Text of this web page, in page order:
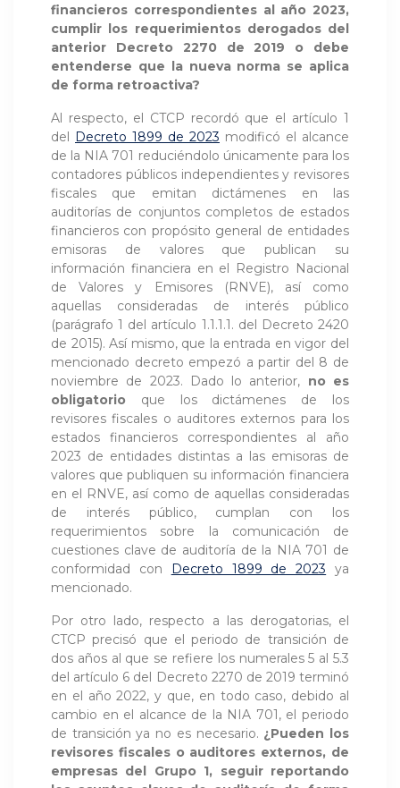
financieros correspondientes al año 2023,
cumplir los requerimientos derogados del
anterior Decreto 2270 de 2019 o debe
entenderse que la nueva norma se aplica
de forma retroactiva?
Al respecto, el CTCP recordó que el artículo 1
del Decreto 1899 de 2023 modificó el alcance
de la NIA 701 reduciéndolo únicamente para los
contadores públicos independientes y revisores
fiscales que emitan dictámenes en las
auditorías de conjuntos completos de estados
financieros con propósito general de entidades
emisoras de valores que publican su
información financiera en el Registro Nacional
de Valores y Emisores (RNVE), así como
aquellas consideradas de interés público
(parágrafo 1 del artículo 1.1.1.1. del Decreto 2420
de 2015). Así mismo, que la entrada en vigor del
mencionado decreto empezó a partir del 8 de
noviembre de 2023. Dado lo anterior, no es
obligatorio que los dictámenes de los
revisores fiscales o auditores externos para los
estados financieros correspondientes al año
2023 de entidades distintas a las emisoras de
valores que publiquen su información financiera
en el RNVE, así como de aquellas consideradas
de interés público, cumplan con los
requerimientos sobre la comunicación de
cuestiones clave de auditoría de la NIA 701 de
conformidad con Decreto 1899 de 2023 ya
mencionado.
Por otro lado, respecto a las derogatorias, el
CTCP precisó que el periodo de transición de
dos años al que se refiere los numerales 5 al 5.3
del artículo 6 del Decreto 2270 de 2019 terminó
en el año 2022, y que, en todo caso, debido al
cambio en el alcance de la NIA 701, el periodo
de transición ya no es necesario. ¿Pueden los
revisores fiscales o auditores externos, de
empresas del Grupo 1, seguir reportando